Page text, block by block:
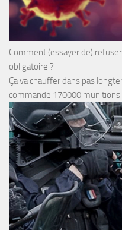
Comment (essayer de)
obligatoire ?
Ça va chauffer dans pas
commande 170000